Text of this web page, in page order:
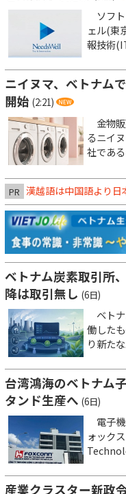
ソフト
ェル(東
報技術
ニイヌマ、ベトナム
開始 (2:21)
金物
るニイ
社であ
PR 漢越語は中国語より日
ベトナム炭素取引所
降は取引無し (6日)
ベト
働した
り新たな
台湾鴻海のベトナム
タンド生産へ (6日)
電子
ォック
産業クラスター新政